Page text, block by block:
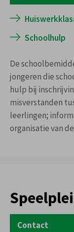
JEUGD
Schoolhulp
De
jongeren die
hulp bij
misverstanden
leerlingen;
organisatie van
Contact